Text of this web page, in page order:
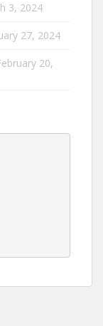
3, 2024
27, 2024
20,